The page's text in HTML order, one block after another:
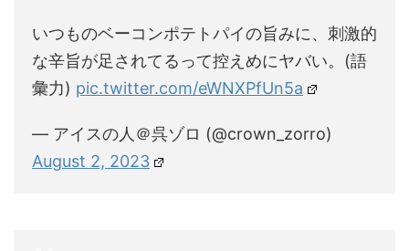
いつものベーコンポテトパイの旨みに、刺激的
な辛旨が足されてるって控えめにヤバい。(語
彙力) pic.twitter.com/eWNXPfUn5a
— アイスの人＠呉ゾロ (@crown_zorro)
August 2, 2023